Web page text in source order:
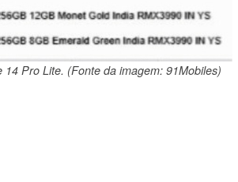
14 Pro Lite. (Fonte da imagem: 91Mobiles)